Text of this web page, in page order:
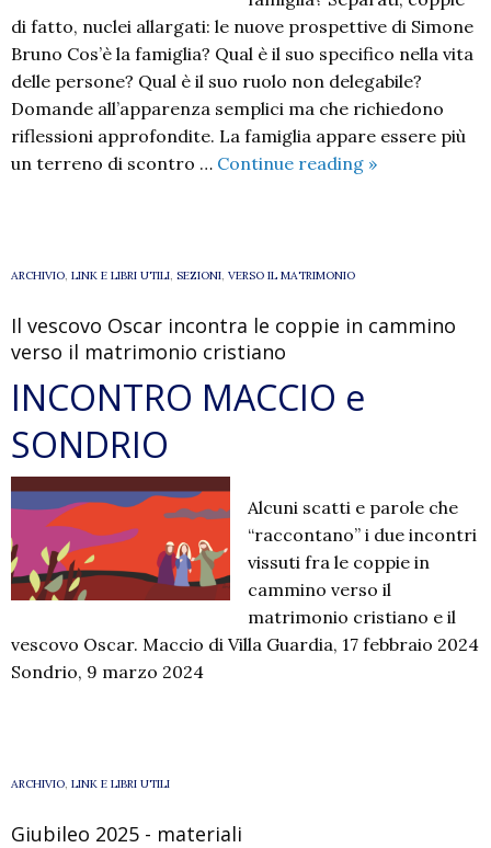
di fatto, nuclei allargati: le nuove prospettive di Simone
Bruno Cos’è la famiglia? Qual è il suo specifico nella vita
delle persone? Qual è il suo ruolo non delegabile?
Domande all’apparenza semplici ma che richiedono
riflessioni approfondite. La famiglia appare essere più
un terreno di scontro … Continue reading Testi
»
ARCHIVIO, LINK E LIBRI UTILI, SEZIONI, VERSO IL MATRIMONIO
Il vescovo Oscar incontra le coppie in cammino
verso il matrimonio cristiano
INCONTRO MACCIO e
SONDRIO
Alcuni scatti e parole che
“raccontano” i due incontri
vissuti fra le coppie in
cammino verso il
matrimonio cristiano e il
vescovo Oscar. Maccio di Villa Guardia, 17 febbraio 2024
Sondrio, 9 marzo 2024
ARCHIVIO, LINK E LIBRI UTILI
Giubileo 2025 - materiali